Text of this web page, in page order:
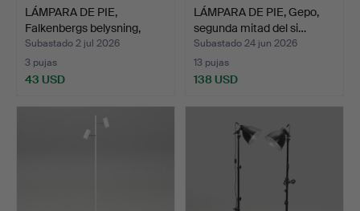
LÁMPARA DE PIE,
Falkenbergs belysning,
seg…
Subastado 2 jul 2026
3 pujas
43 USD
LÁMPARA DE PIE, Gepo,
segunda mitad del si…
Subastado 24 jun 2026
13 pujas
138 USD